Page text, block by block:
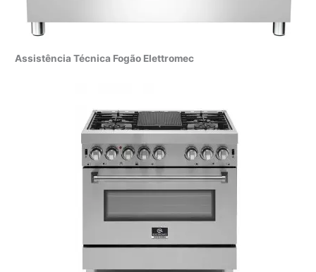
Assistência Técnica Fogão Elettromec